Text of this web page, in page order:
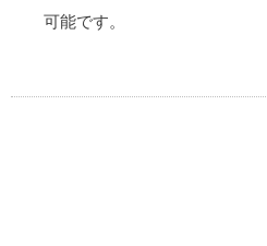
可能です。